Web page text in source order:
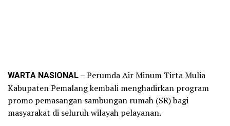
WARTA NASIONAL– Perumda Air Minum Tirta Mulia
Kabupaten Pemalang kembali menghadirkan program
promo pemasangan sambungan rumah (SR) bagi
masyarakat di seluruh wilayah pelayanan.